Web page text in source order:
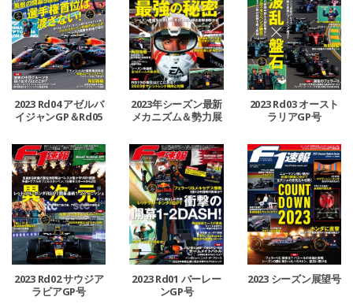
2023 Rd04 アゼルバ
イジャンGP＆Rd05
2023年シーズン最新
メカニズム＆勢力展
望号
2023 Rd03 オースト
ラリアGP号
2023 Rd02 サウジア
ラビアGP号
2023 Rd01 バーレー
ンGP号
2023 シーズン展望号